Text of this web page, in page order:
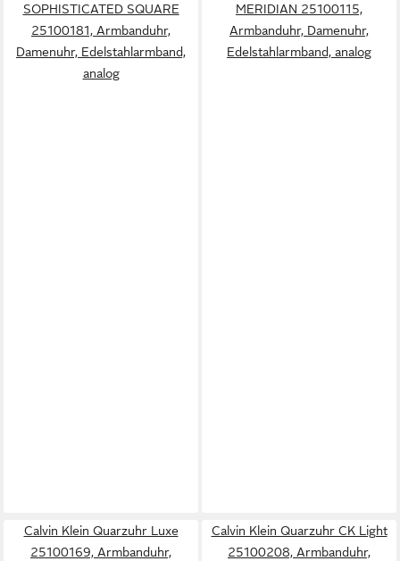
SOPHISTICATED SQUARE
25100181, Armbanduhr,
Damenuhr, Edelstahlarmband,
analog
MERIDIAN 25100115,
Armbanduhr, Damenuhr,
Edelstahlarmband, analog
Calvin Klein Quarzuhr Luxe
25100169, Armbanduhr,
Calvin Klein Quarzuhr CK Light
25100208, Armbanduhr,